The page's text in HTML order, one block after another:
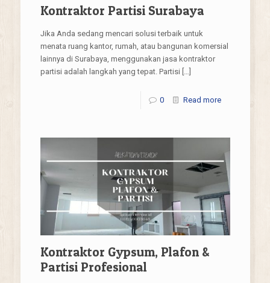
Kontraktor Partisi Surabaya
Jika Anda sedang mencari solusi terbaik untuk
menata ruang kantor, rumah, atau bangunan komersial
lainnya di Surabaya, menggunakan jasa kontraktor
partisi adalah langkah yang tepat. Partisi […]
0 Read more
Kontraktor Gypsum, Plafon &
Partisi Profesional